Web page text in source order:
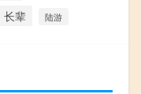
长辈 陆游